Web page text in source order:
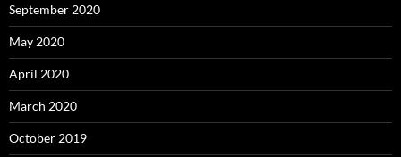
September 2020
May 2020
April 2020
March 2020
October 2019